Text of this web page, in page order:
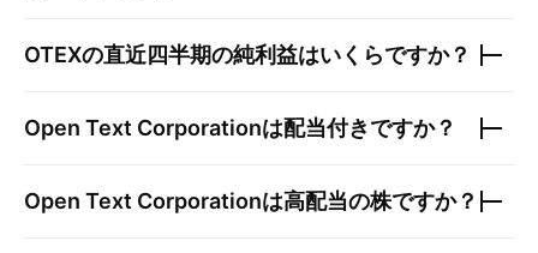
OTEXの直近四半期の純利益はいくらですか？
Open Text Corporationは配当付きですか？
Open Text Corporationは高配当の株ですか？